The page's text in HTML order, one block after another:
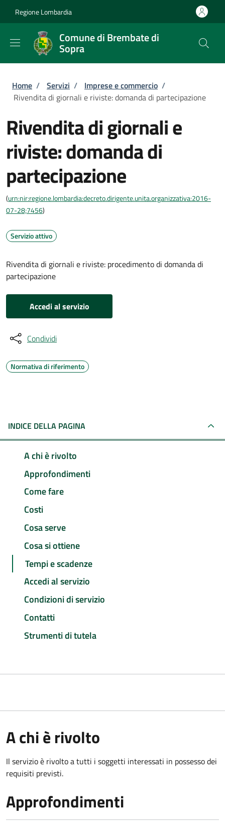
Regione Lombardia
Comune di Brembate di
Sopra
Briciole di pane
Home / Servizi / Imprese e commercio /
Rivendita di giornali e riviste: domanda di partecipazione
Rivendita di giornali e
riviste: domanda di
partecipazione
(urn:nir:regione.lombardia:decreto.dirigente.unita.organizzativa:2016-
07-28;7456)
Servizio attivo
Rivendita di giornali e riviste: procedimento di domanda di
partecipazione
Accedi al servizio
Condividi
Normativa di riferimento
INDICE DELLA PAGINA
A chi è rivolto
Approfondimenti
Come fare
Costi
Cosa serve
Cosa si ottiene
Tempi e scadenze
Accedi al servizio
Condizioni di servizio
Contatti
Strumenti di tutela
A chi è rivolto
Il servizio è rivolto a tutti i soggetti interessati in possesso dei
requisiti previsti.
Approfondimenti